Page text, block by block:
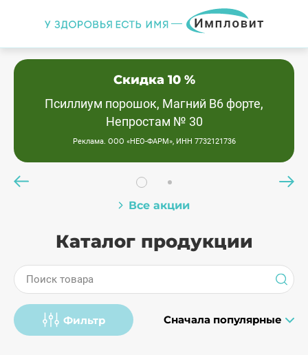
Скидка 10 %
Псиллиум порошок, Магний В6 форте,
Непростам № 30
Реклама. ООО «НЕО-ФАРМ», ИНН 7732121736
Все акции
Каталог продукции
Поиск товара
Фильтр Сначала популярные